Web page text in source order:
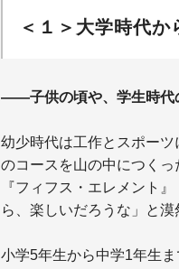
＜１＞大学時代
――子供の頃や、学生時代
幼少時代は工作とスポー
のコースを山の中につく
『フィフス・エレメント
ら、楽しいだろうな」と
小学5年生から中学1年生